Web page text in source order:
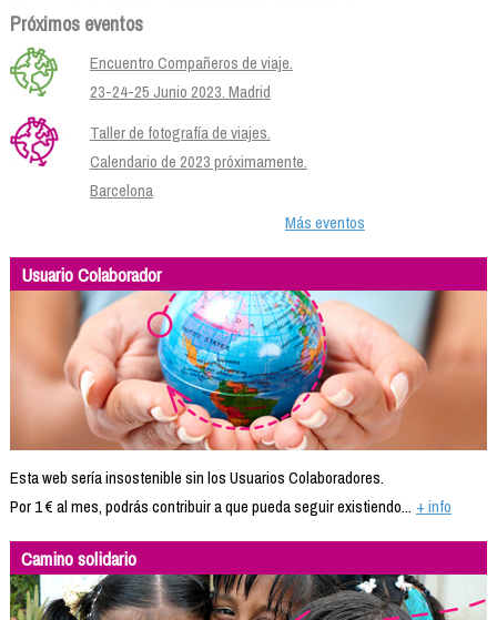
Próximos eventos
Encuentro Compañeros de viaje.
23-24-25 Junio 2023. Madrid
Taller de fotografía de viajes.
Calendario de 2023 próximamente.
Barcelona
Más eventos
Usuario Colaborador
Esta web sería insostenible sin los Usuarios Colaboradores.
Por 1 € al mes, podrás contribuir a que pueda seguir existiendo... + info
Camino solidario